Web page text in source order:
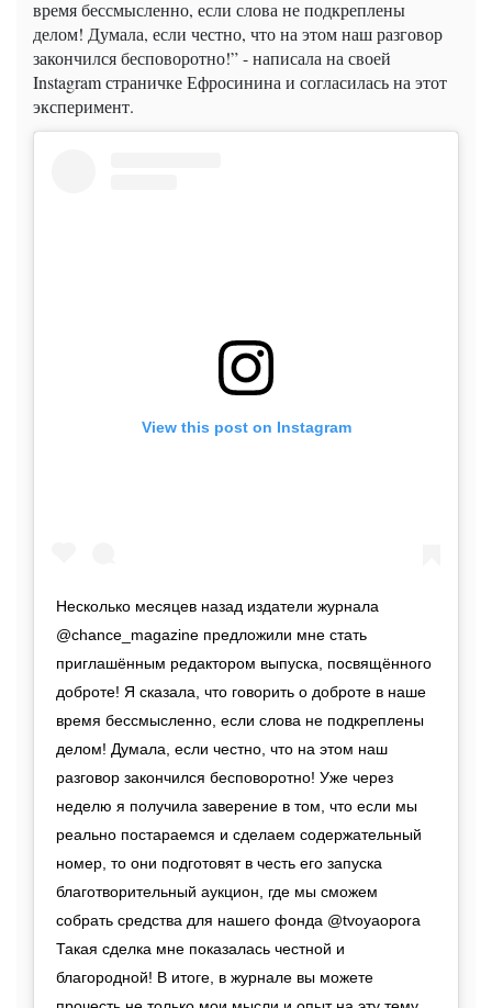
время бессмысленно, если слова не подкреплены
делом! Думала, если честно, что на этом наш разговор
закончился бесповоротно!” - написала на своей
Instagram страничке Ефросинина и согласилась на этот
эксперимент.
View this post on Instagram
Несколько месяцев назад издатели журнала
@chance_magazine предложили мне стать
приглашённым редактором выпуска, посвящённого
доброте! Я сказала, что говорить о доброте в наше
время бессмысленно, если слова не подкреплены
делом! Думала, если честно, что на этом наш
разговор закончился бесповоротно! Уже через
неделю я получила заверение в том, что если мы
реально постараемся и сделаем содержательный
номер, то они подготовят в честь его запуска
благотворительный аукцион, где мы сможем
собрать средства для нашего фонда @tvoyaopora
Такая сделка мне показалась честной и
благородной! В итоге, в журнале вы можете